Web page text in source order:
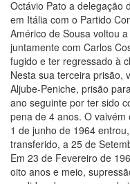
Octávio Pato a delegação
em Itália com o Partido
Américo de Sousa voltou
juntamente com Carlos
fugido e ter regressado à
Nesta sua terceira prisão,
Aljube-Peniche, prisão
ano seguinte por ter sido
pena de 4 anos. O
1 de junho de 1964
transferido, a 25 de
Em 23 de Fevereiro de
oito anos e meio,